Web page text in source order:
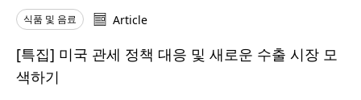
식품 및 음료
Article
[특집] 미국 관세 정책 대응 및 새로운 수출 시장 모
색하기